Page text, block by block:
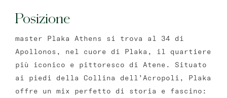
Posizione
master Plaka Athens si trova al 34 di
Apollonos, nel cuore di Plaka, il quartiere
più iconico e pittoresco di Atene. Situato
ai piedi della Collina dell’Acropoli, Plaka
offre un mix perfetto di storia e fascino: